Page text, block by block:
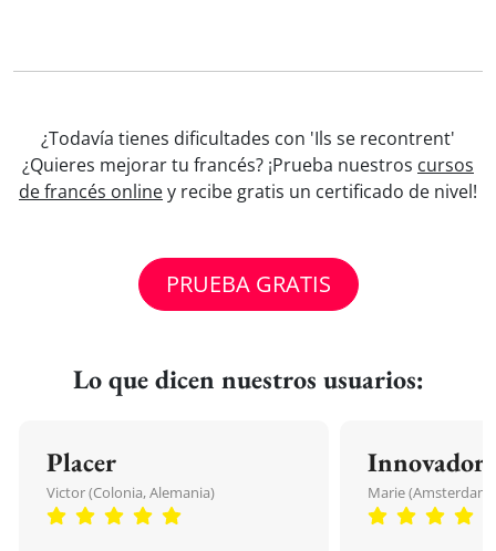
¿Todavía tienes dificultades con 'Ils se recontrent'
¿Quieres mejorar tu francés? ¡Prueba nuestros cursos
de francés onliney recibe gratis un certificado de nivel!
PRUEBA GRATIS
Lo que dicen nuestros usuarios:
Placer
Victor (Colonia, Alemania)
Innovador
Marie (Amsterdam,